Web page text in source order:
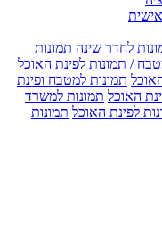
לחדר שינה תמונות
/ תמונות לפינת האוכל
תמונות למטבח ופינת
האוכל תמונות למשרד
לפינת האוכל תמונות